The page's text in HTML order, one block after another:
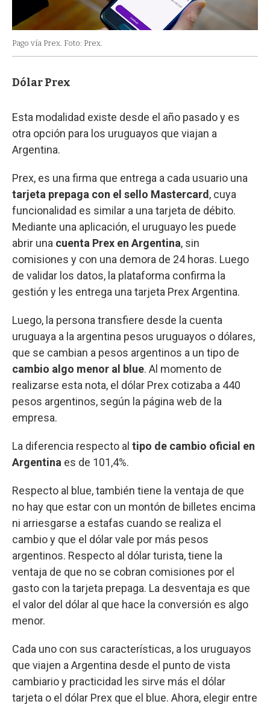
Pago vía Prex. Foto: Prex.
Dólar Prex
Esta modalidad existe desde el año pasado y es
otra opción para los uruguayos que viajan a
Argentina.
Prex, es una firma que entrega a cada usuario una
tarjeta prepaga con el sello Mastercard , cuya
funcionalidad es similar a una tarjeta de débito.
Mediante una aplicación, el uruguayo les puede
abrir una cuenta Prex en Argentina, sin
comisiones y con una demora de 24 horas. Luego
de validar los datos, la plataforma confirma la
gestión y les entrega una tarjeta Prex Argentina.
Luego, la persona transfiere desde la cuenta
uruguaya a la argentina pesos uruguayos o dólares,
que se cambian a pesos argentinos a un tipo de
cambio algo menor al blue. Al momento de
realizarse esta nota, el dólar Prex cotizaba a 440
pesos argentinos, según la página web de la
empresa.
La diferencia respecto al tipo de cambio oficial en
Argentina es de 101,4%.
Respecto al blue, también tiene la ventaja de que
no hay que estar con un montón de billetes encima
ni arriesgarse a estafas cuando se realiza el
cambio y que el dólar vale por más pesos
argentinos. Respecto al dólar turista, tiene la
ventaja de que no se cobran comisiones por el
gasto con la tarjeta prepaga. La desventaja es que
el valor del dólar al que hace la conversión es algo
menor.
Cada uno con sus características, a los uruguayos
que viajen a Argentina desde el punto de vista
cambiario y practicidad les sirve más el dólar
tarjeta o el dólar Prex que el blue. Ahora, elegir entre